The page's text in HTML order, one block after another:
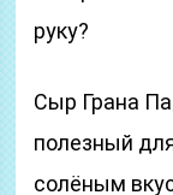
руку?
Сыр Грана
полезный
солёным